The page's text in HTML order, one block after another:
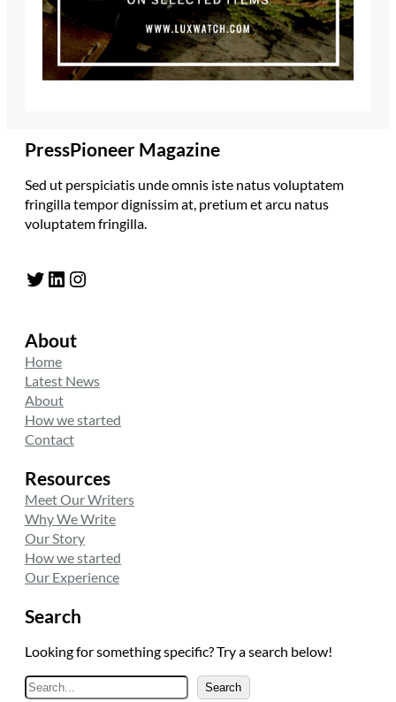
PressPioneer Magazine
Sed ut perspiciatis unde omnis iste natus voluptatem
fringilla tempor dignissim at, pretium et arcu natus
voluptatem fringilla.
Twitter LinkedIn Instagram
About
Home
Latest News
About
How we started
Contact
Resources
Meet Our Writers
Why We Write
Our Story
How we started
Our Experience
Search
Looking for something specific? Try a search below!
ASearch